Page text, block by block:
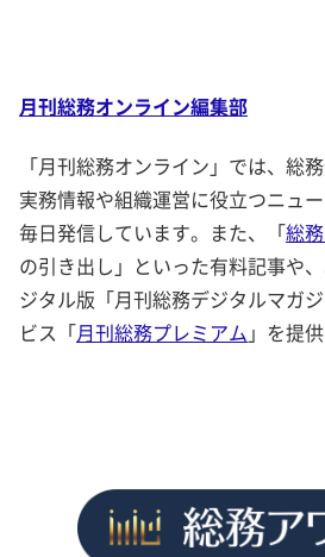
月刊総務オンライン編集部
「月刊総務オンライン」では、総
実務情報や組織運営に役立つニュ
毎日発信しています。また、「総
の引き出し」といった有料記事や
ジタル版「月刊総務デジタルマガ
ビス「月刊総務プレミアム 」を提